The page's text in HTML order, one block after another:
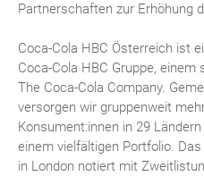
Partnerschaften zur Erhöhung
Coca-Cola HBC Österreich ist
Coca-Cola HBC Gruppe,
The Coca-Cola Company.
versorgen wir gruppenweit
Konsument:innen in 29
einem vielfältigen Portfolio.
in London notiert mit